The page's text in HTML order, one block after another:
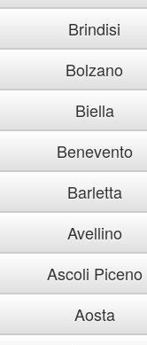
Brindisi
Bolzano
Biella
Benevento
Barletta
Avellino
Ascoli Piceno
Aosta